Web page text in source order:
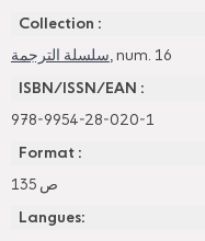
Collection :
سلسلة الترجمة, num. 16
ISBN/ISSN/EAN :
978-9954-28-020-1
Format :
135 ص
Langues: